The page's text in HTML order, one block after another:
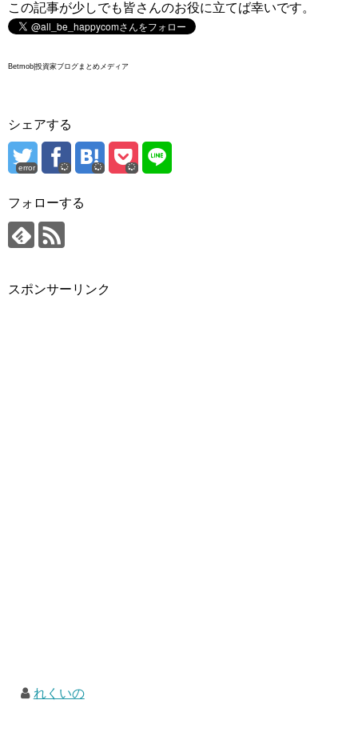
この記事が少しでも皆さんのお役に立てば幸いです。
Betmob|投資家ブログまとめメディア
シェアする
error
フォローする
スポンサーリンク
れくいの